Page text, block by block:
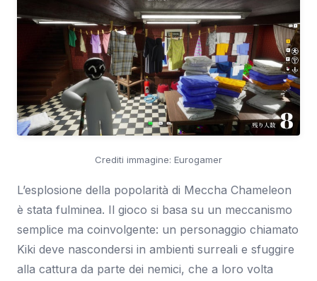
Crediti immagine: Eurogamer
L’esplosione della popolarità di Meccha Chameleon
è stata fulminea. Il gioco si basa su un meccanismo
semplice ma coinvolgente: un personaggio chiamato
Kiki deve nascondersi in ambienti surreali e sfuggire
alla cattura da parte dei nemici, che a loro volta